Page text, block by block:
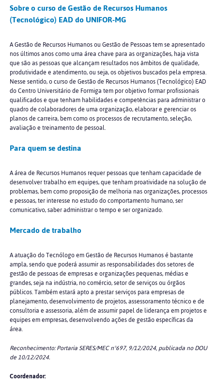
Sobre o curso de Gestão de Recursos Humanos
(Tecnológico) EAD do UNIFOR-MG
A Gestão de Recursos Humanos ou Gestão de Pessoas tem se apresentado
nos últimos anos como uma área chave para as organizações, haja vista
que são as pessoas que alcançam resultados nos âmbitos de qualidade,
produtividade e atendimento, ou seja, os objetivos buscados pela empresa.
Nesse sentido, o curso de Gestão de Recursos Humanos (Tecnológico) EAD
do Centro Universitário de Formiga tem por objetivo formar profissionais
qualificados e que tenham habilidades e competências para administrar o
quadro de colaboradores de uma organização, elaborar e gerenciar os
planos de carreira, bem como os processos de recrutamento, seleção,
avaliação e treinamento de pessoal.
Para quem se destina
A área de Recursos Humanos requer pessoas que tenham capacidade de
desenvolver trabalho em equipes, que tenham proatividade na solução de
problemas, bem como proposição de melhoria nas organizações, processos
e pessoas, ter interesse no estudo do comportamento humano, ser
comunicativo, saber administrar o tempo e ser organizado.
Mercado de trabalho
A atuação do Tecnólogo em Gestão de Recursos Humanos é bastante
ampla, sendo que poderá assumir as responsabilidades dos setores de
gestão de pessoas de empresas e organizações pequenas, médias e
grandes, seja na indústria, no comércio, setor de serviços ou órgãos
públicos. Também estará apto a prestar serviços para empresas de
planejamento, desenvolvimento de projetos, assessoramento técnico e de
consultoria e assessoria, além de assumir papel de liderança em projetos e
equipes em empresas, desenvolvendo ações de gestão específicas da
área.
Reconhecimento: Portaria SERES/MEC nº697, 9/12/2024, publicada no DOU
de 10/12/2024.
Coordenador: